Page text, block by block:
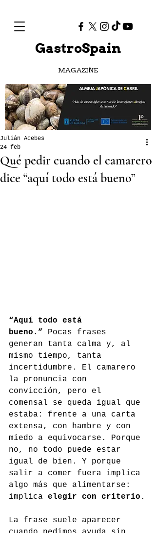
GastroSpain
MAGAZINE
Qué pedir cuando el camarero
dice “aquí todo está bueno”
Julián Acebes
24 feb
“Aquí todo está
bueno.”
Pocas frases
generan tanta calma y, al
mismo tiempo, tanta
incertidumbre. El camarero
la pronuncia con
convicción, pero el
comensal se queda igual que
estaba: frente a una carta
extensa, con hambre y con
miedo a equivocarse. Porque
no, no todo puede estar
igual de bien. Y porque
salir a comer fuera implica
algo más que alimentarse:
implica elegir con criterio .
La frase suele aparecer